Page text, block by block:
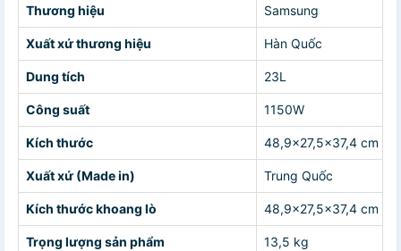
Thương hiệu Samsung
Xuất xứ thương hiệu Hàn Quốc
Dung tích 23L
Công suất 1150W
Kích thước 48,9x27,5x37,4 cm
Xuất xứ (Made in) Trung Quốc
Kích thước khoang lò 48,9x27,5x37,4 cm
Trọng lượng sản phẩm 13,5 kg